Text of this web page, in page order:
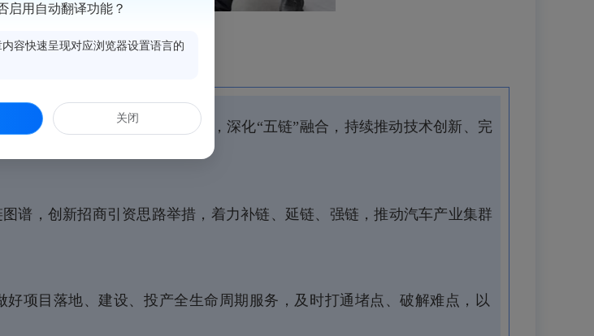
，牢固树立和践行正确政绩观，深化“五链”融合，持续推动技术创新、完
谱，创新招商引资思路举措，着力补链、延链、强链，推动汽车产业集群
项目落地、建设、投产全生命周期服务，及时打通堵点、破解难点，以
启用自动翻译功能？
容快速呈现对应浏览器设置语言的
关闭